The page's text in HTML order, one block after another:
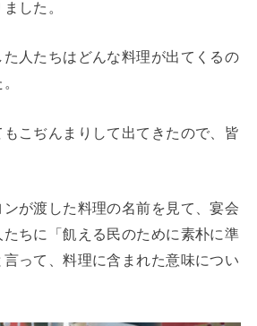
した。
人たちはどんな料理が出てくるの
こぢんまりして出てきたので、皆
が渡した料理の名前を見て、宴会
ちに「飢える民のために素朴に準
って、料理に含まれた意味につい